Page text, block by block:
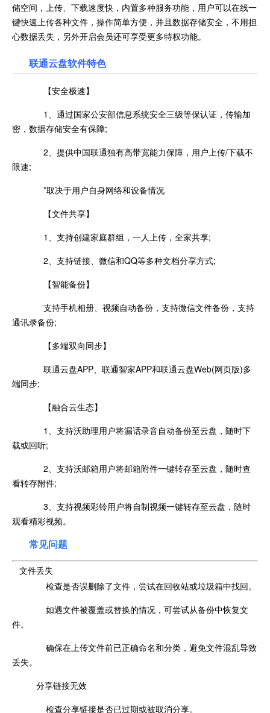
储空间，上传、下载速度快，内置多种服务功能，用户可以在线一
键快速上传各种文件，操作简单方便，并且数据存储安全，不用担
心数据丢失，另外开启会员还可享受更多特权功能。
联通云盘软件特色
【安全极速】
1、通过国家公安部信息系统安全三级等保认证，传输加
密，数据存储安全有保障;
2、提供中国联通独有高带宽能力保障，用户上传/下载不
限速;
*取决于用户自身网络和设备情况
【文件共享】
1、支持创建家庭群组，一人上传，全家共享;
2、支持链接、微信和QQ等多种文档分享方式;
【智能备份】
支持手机相册、视频自动备份，支持微信文件备份，支持
通讯录备份;
【多端双向同步】
联通云盘APP、联通智家APP和联通云盘Web(网页版)多
端同步;
【融合云生态】
1、支持沃助理用户将漏话录音自动备份至云盘，随时下
载或回听;
2、支持沃邮箱用户将邮箱附件一键转存至云盘，随时查
看转存附件;
3、支持视频彩铃用户将自制视频一键转存至云盘，随时
观看精彩视频。
常见问题
文件丢失
检查是否误删除了文件，尝试在回收站或垃圾箱中找回。
如遇文件被覆盖或替换的情况，可尝试从备份中恢复文
件。
确保在上传文件前已正确命名和分类，避免文件混乱导致
丢失。
分享链接无效
检查分享链接是否已过期或被取消分享。